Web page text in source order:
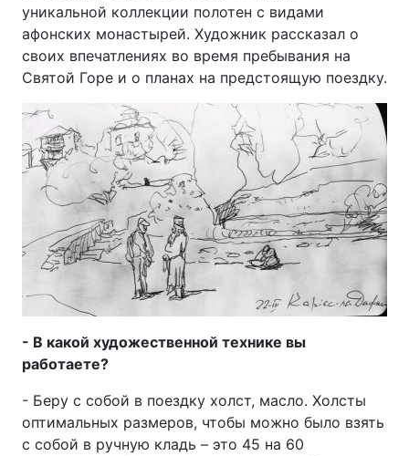
Україна
Економіка Світ
Наука
Техно і зв'язок Лайт
Зброя Інциденти
Здоров'я Туризм
Цікавинки Погода
Екологія Регіони
Лонгріди
Відео з Youtube Статті
Інтерв'ю Думки
уникальной коллекции полотен с видами
афонских монастырей. Художник рассказал о
своих впечатлениях во время пребывания на
Святой Горе и о планах на предстоящую поездку.
- В какой художественной технике вы
работаете?
- Беру с собой в поездку холст, масло. Холсты
оптимальных размеров, чтобы можно было взять
с собой в ручную кладь – это 45 на 60